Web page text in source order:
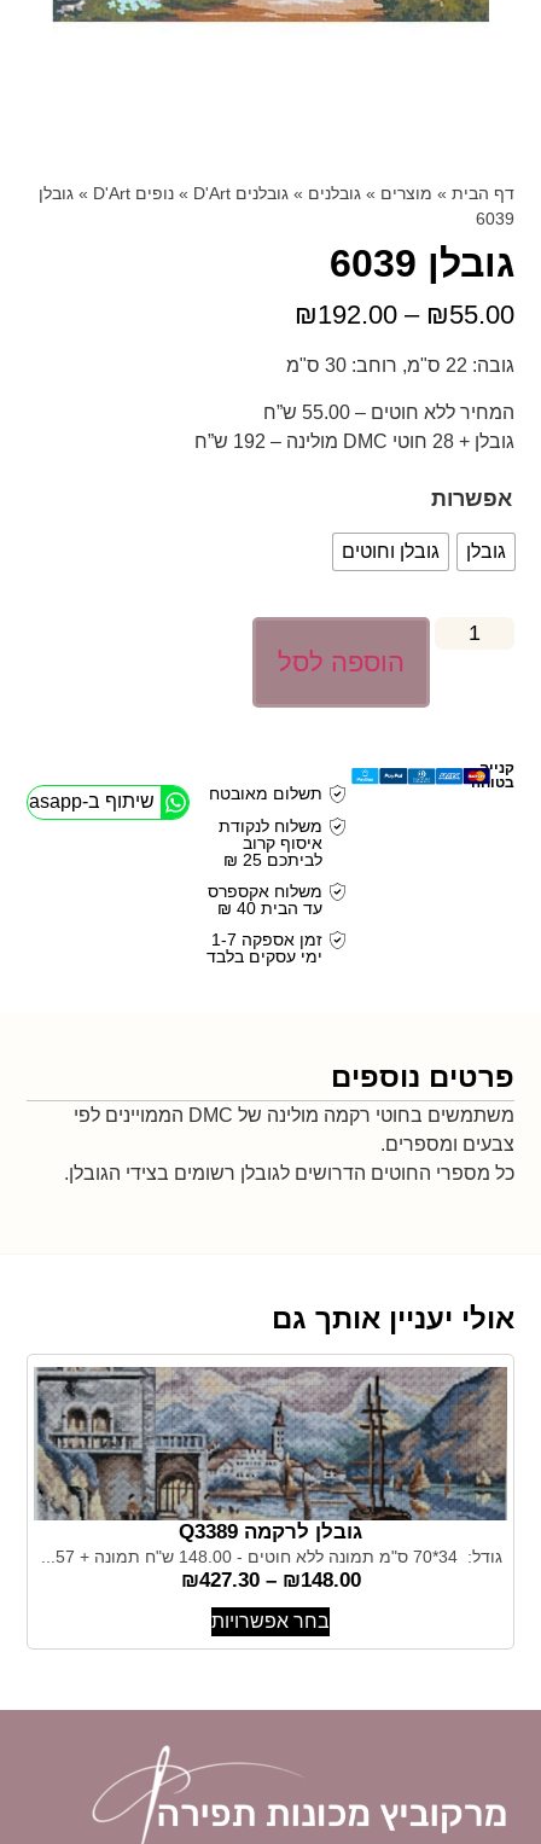
דף הבית » מוצרים »גובלנים »גובלנים D'Art »נופים D'Art »גובלן
6039
גובלן 6039
₪55.00
–
₪192.00
גובה: 22 ס"מ, רוחב: 30 ס"מ
המחיר ללא חוטים – 55.00 ש”ח
גובלן + 28 חוטי DMC מולינה – 192 ש”ח
אפשרות
גובלן גובלן וחוטים
הוספה לסל
קנייה
בטוחה
תשלום מאובטח
משלוח לנקודת
איסוף קרוב
לביתכם 25 ₪
משלוח אקספרס
עד הבית 40 ₪
זמן אספקה 1-7
ימי עסקים בלבד
שיתוף ב-Whasapp
פרטים נוספים
משתמשים בחוטי רקמה מולינה של DMC הממויינים לפי
צבעים ומספרים.
כל מספרי החוטים הדרושים לגובלן רשומים בצידי הגובלן.
אולי יעניין אותך גם
גובלן לרקמה Q3389
גודל: 34*70 ס"מ תמונה ללא חוטים - 148.00 ש"ח תמונה + 57...
₪148.00
–
₪427.30
בחר אפשרויות